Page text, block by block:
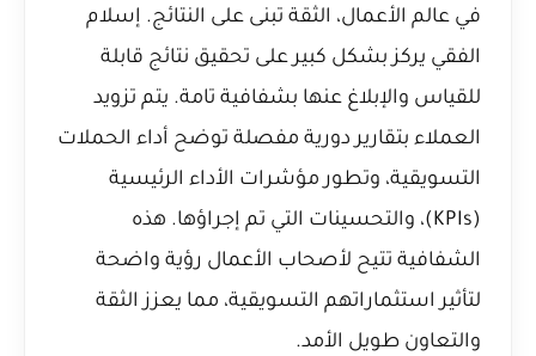
في عالم الأعمال، الثقة تبنى على النتائج. إسلام
الفقي يركز بشكل كبير على تحقيق نتائج قابلة
للقياس والإبلاغ عنها بشفافية تامة. يتم تزويد
العملاء بتقارير دورية مفصلة توضح أداء الحملات
التسويقية، وتطور مؤشرات الأداء الرئيسية
(KPIs)، والتحسينات التي تم إجراؤها. هذه
الشفافية تتيح لأصحاب الأعمال رؤية واضحة
لتأثير استثماراتهم التسويقية، مما يعزز الثقة
والتعاون طويل الأمد.